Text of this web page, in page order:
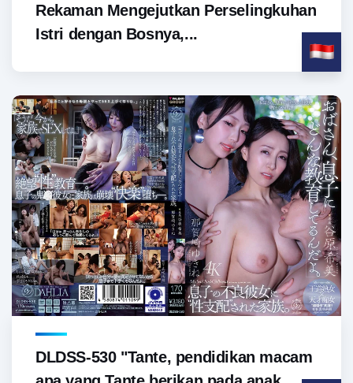
Rekaman Mengejutkan Perselingkuhan
Istri dengan Bosnya,...
DLDSS-530 "Tante, pendidikan macam